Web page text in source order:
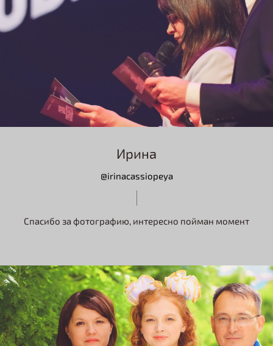
Ирина
@irinacassiopeya
Спасибо за фотографию, интересно пойман момент